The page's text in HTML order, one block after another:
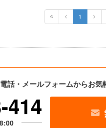
1
話・メールフォームからお気
414